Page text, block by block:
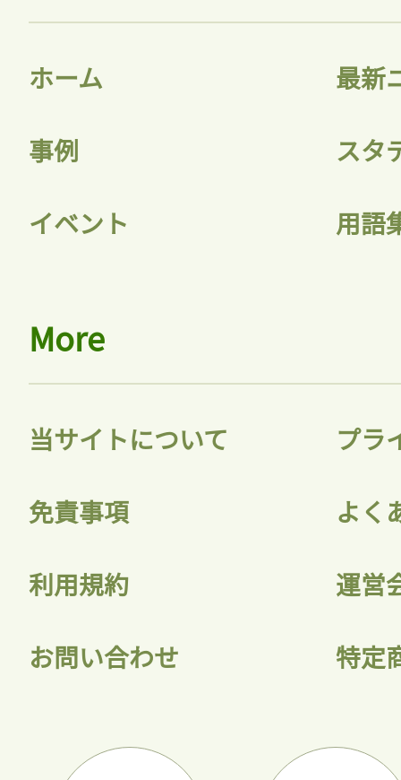
ホーム 最新
事例 スタ
イベント 用語
More
当サイトについて プラ
免責事項 よく
利用規約 運営
お問い合わせ 特定